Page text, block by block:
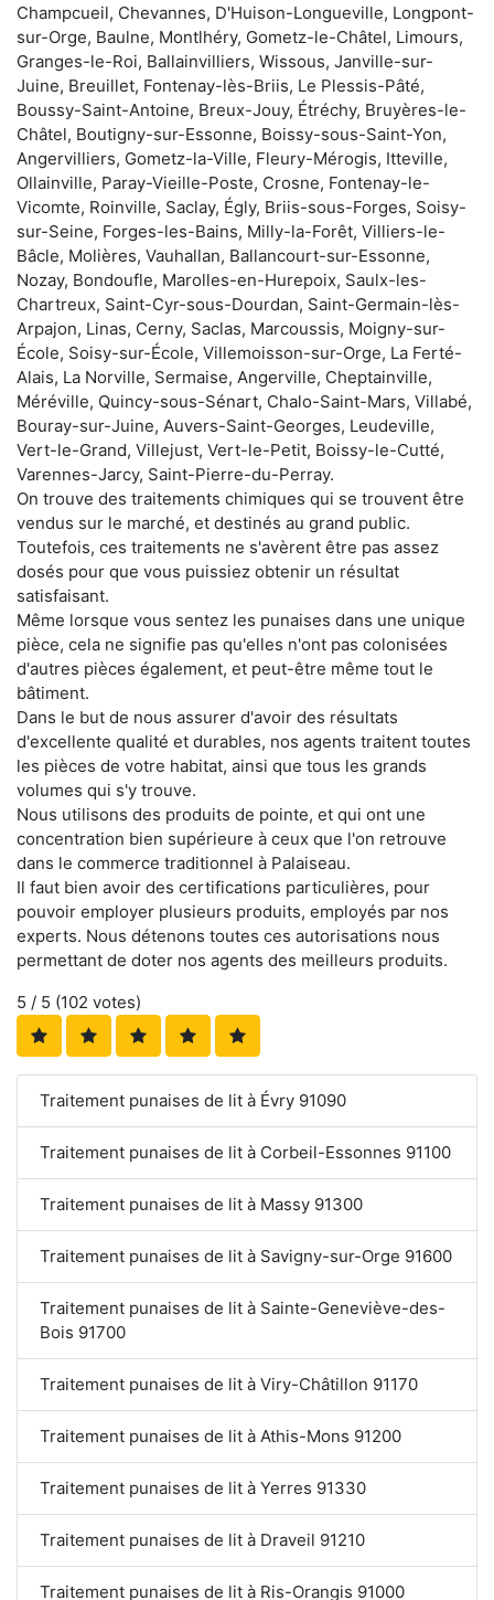
Champcueil, Chevannes, D'Huison-Longueville, Longpont-
sur-Orge, Baulne, Montlhéry, Gometz-le-Châtel, Limours,
Granges-le-Roi, Ballainvilliers, Wissous, Janville-sur-
Juine, Breuillet, Fontenay-lès-Briis, Le Plessis-Pâté,
Boussy-Saint-Antoine, Breux-Jouy, Étréchy, Bruyères-le-
Châtel, Boutigny-sur-Essonne, Boissy-sous-Saint-Yon,
Angervilliers, Gometz-la-Ville, Fleury-Mérogis, Itteville,
Ollainville, Paray-Vieille-Poste, Crosne, Fontenay-le-
Vicomte, Roinville, Saclay, Égly, Briis-sous-Forges, Soisy-
sur-Seine, Forges-les-Bains, Milly-la-Forêt, Villiers-le-
Bâcle, Molières, Vauhallan, Ballancourt-sur-Essonne,
Nozay, Bondoufle, Marolles-en-Hurepoix, Saulx-les-
Chartreux, Saint-Cyr-sous-Dourdan, Saint-Germain-lès-
Arpajon, Linas, Cerny, Saclas, Marcoussis, Moigny-sur-
École, Soisy-sur-École, Villemoisson-sur-Orge, La Ferté-
Alais, La Norville, Sermaise, Angerville, Cheptainville,
Méréville, Quincy-sous-Sénart, Chalo-Saint-Mars, Villabé,
Bouray-sur-Juine, Auvers-Saint-Georges, Leudeville,
Vert-le-Grand, Villejust, Vert-le-Petit, Boissy-le-Cutté,
Varennes-Jarcy, Saint-Pierre-du-Perray.
On trouve des traitements chimiques qui se trouvent être
vendus sur le marché, et destinés au grand public.
Toutefois, ces traitements ne s'avèrent être pas assez
dosés pour que vous puissiez obtenir un résultat
satisfaisant.
Même lorsque vous sentez les punaises dans une unique
pièce, cela ne signifie pas qu'elles n'ont pas colonisées
d'autres pièces également, et peut-être même tout le
bâtiment.
Dans le but de nous assurer d'avoir des résultats
d'excellente qualité et durables, nos agents traitent toutes
les pièces de votre habitat, ainsi que tous les grands
volumes qui s'y trouve.
Nous utilisons des produits de pointe, et qui ont une
concentration bien supérieure à ceux que l'on retrouve
dans le commerce traditionnel à Palaiseau.
Il faut bien avoir des certifications particulières, pour
pouvoir employer plusieurs produits, employés par nos
experts. Nous détenons toutes ces autorisations nous
permettant de doter nos agents des meilleurs produits.
5 / 5 (102 votes)
Traitement punaises de lit à Évry 91090
Traitement punaises de lit à Corbeil-Essonnes 91100
Traitement punaises de lit à Massy 91300
Traitement punaises de lit à Savigny-sur-Orge 91600
Traitement punaises de lit à Sainte-Geneviève-des-
Bois 91700
Traitement punaises de lit à Viry-Châtillon 91170
Traitement punaises de lit à Athis-Mons 91200
Traitement punaises de lit à Yerres 91330
Traitement punaises de lit à Draveil 91210
Traitement punaises de lit à Ris-Orangis 91000